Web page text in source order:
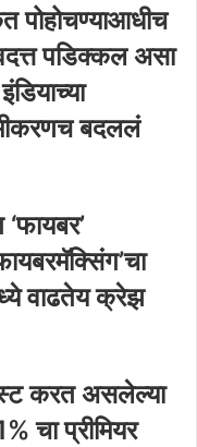
पोहोचण्याआधीच
पडिक्कल असा
बदललं
वाढतेय क्रेझ
करत असलेल्या
चा प्रीमियर